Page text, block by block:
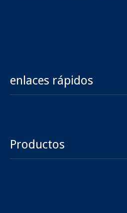
enlaces rápidos
Productos